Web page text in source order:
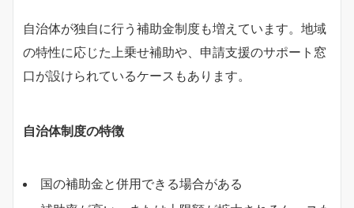
自治体が独自に行う補助金制度も増えています。地域
の特性に応じた上乗せ補助や、申請支援のサポート窓
口が設けられているケースもあります。
自治体制度の特徴
国の補助金と併用できる場合がある